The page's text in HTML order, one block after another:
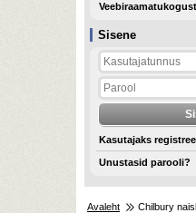
Sisene
Kasutajaks
Unustasid parooli?
Veebiraamatukogust
Avaleht Chilbury